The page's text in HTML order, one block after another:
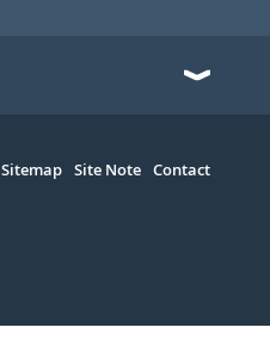
Sitemap Site Note Contact